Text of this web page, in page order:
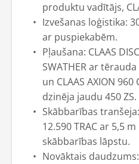
produktu vadītājs,
Izvešanas loģistika:
ar puspiekabēm.
Pļaušana: CLAAS
SWATHER ar
un CLAAS AXION
dzinēja jaudu 450 ZS.
Skābbarības tranšeja:
12.590 TRAC ar 5,5
skābbarības lāpstu.
Novāktais